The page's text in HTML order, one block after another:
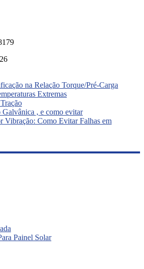
na Relação Torque/Pré-Carga
Extremas
Galvânica , e como evitar
Vibração: Como Evitar Falhas em
Painel Solar